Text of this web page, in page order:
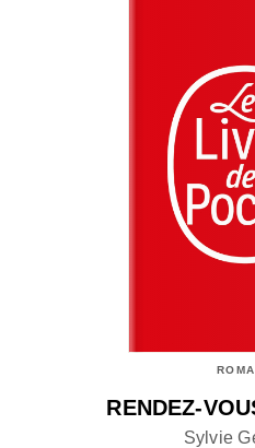
RENDEZ-
Sylvie